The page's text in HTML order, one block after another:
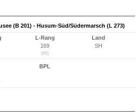
(B 201) - Husum-Süd/Südermarsch (L 273)
L-Rang
169
(68)
Land
SH
BPL